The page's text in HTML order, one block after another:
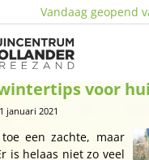
Vandaag geopend
voor
januari 2021
een zachte, maar
is helaas niet zo veel